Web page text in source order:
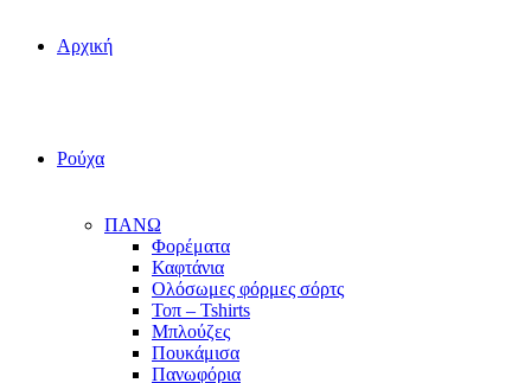
Αρχική
Ρούχα
ΠΑΝΩ
Φορέματα
Καφτάνια
Ολόσωμες φόρμες σόρτς
Τοπ – Tshirts
Μπλούζες
Πουκάμισα
Πανωφόρια